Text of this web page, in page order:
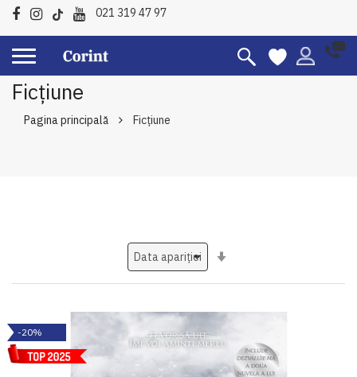
021 319 47 97
Ficțiune
Pagina principală Ficțiune
-20%